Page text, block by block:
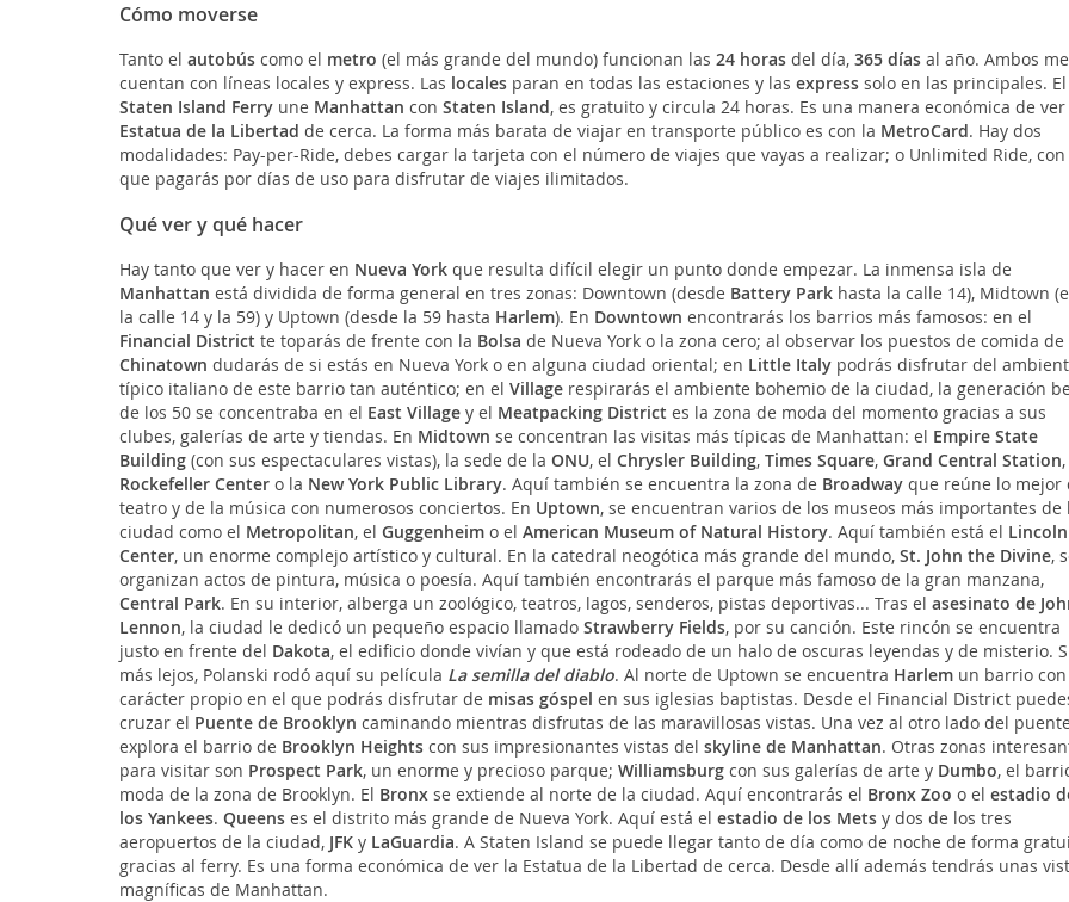
Cómo moverse
Tanto el autobúscomo el metro (el más grande del mundo) funcionan las 24 horasdel día, 365 díasal año. Ambos
cuentan con líneas locales y express. Las localesparan en todas las estaciones y las expresssolo en las principales. El
Staten Island Ferryune Manhattan con Staten Island, es gratuito y circula 24 horas. Es una manera económica de ver
Estatua de la Libertad de cerca. La forma más barata de viajar en transporte público es con la MetroCard. Hay dos
modalidades: Pay-per-Ride, debes cargar la tarjeta con el número de viajes que vayas a realizar; o Unlimited Ride, con
que pagarás por días de uso para disfrutar de viajes ilimitados.
Qué ver y qué hacer
Hay tanto que ver y hacer en Nueva Yorkque resulta difícil elegir un punto donde empezar. La inmensa isla de
Manhattan está dividida de forma general en tres zonas: Downtown (desde Battery Parkhasta la calle 14), Midtown
la calle 14 y la 59) y Uptown (desde la 59 hasta Harlem). En Downtown encontrarás los barrios más famosos: en el
Financial District te toparás de frente con la Bolsa de Nueva York o la zona cero; al observar los puestos de comida de
Chinatown dudarás de si estás en Nueva York o en alguna ciudad oriental; en Little Italypodrás disfrutar del
típico italiano de este barrio tan auténtico; en el Villagerespirarás el ambiente bohemio de la ciudad, la generación
de los 50 se concentraba en el East Villagey el Meatpacking District es la zona de moda del momento gracias a sus
clubes, galerías de arte y tiendas. En Midtown se concentran las visitas más típicas de Manhattan: el Empire State
Building(con sus espectaculares vistas), la sede de la ONU, el Chrysler Building, Times Square, Grand Central Station
Rockefeller Centero la New York Public Library. Aquí también se encuentra la zona de Broadwayque reúne lo mejor
teatro y de la música con numerosos conciertos. En Uptown, se encuentran varios de los museos más importantes de
ciudad como el Metropolitan, el Guggenheimo el American Museum of Natural History. Aquí también está el Lincoln
Center, un enorme complejo artístico y cultural. En la catedral neogótica más grande del mundo, St. John the Divine,
organizan actos de pintura, música o poesía. Aquí también encontrarás el parque más famoso de la gran manzana,
Central Park. En su interior, alberga un zoológico, teatros, lagos, senderos, pistas deportivas... Tras el asesinato de
Lennon, la ciudad le dedicó un pequeño espacio llamado Strawberry Fields, por su canción. Este rincón se encuentra
justo en frente del Dakota, el edificio donde vivían y que está rodeado de un halo de oscuras leyendas y de misterio.
más lejos, Polanski rodó aquí su película La semilla del diablo. Al norte de Uptown se encuentra Harlemun barrio con
carácter propio en el que podrás disfrutar de misas góspel en sus iglesias baptistas. Desde el Financial District
cruzar el Puente de Brooklyn caminando mientras disfrutas de las maravillosas vistas. Una vez al otro lado del
explora el barrio de Brooklyn Heightscon sus impresionantes vistas del skyline de Manhattan. Otras zonas
para visitar son Prospect Park, un enorme y precioso parque; Williamsburgcon sus galerías de arte y Dumbo, el
moda de la zona de Brooklyn. El Bronxse extiende al norte de la ciudad. Aquí encontrarás el Bronx Zoo o el estadio
los Yankees. Queenses el distrito más grande de Nueva York. Aquí está el estadio de los Metsy dos de los tres
aeropuertos de la ciudad, JFKy LaGuardia. A Staten Island se puede llegar tanto de día como de noche de forma
gracias al ferry. Es una forma económica de ver la Estatua de la Libertad de cerca. Desde allí además tendrás unas
magníficas de Manhattan.